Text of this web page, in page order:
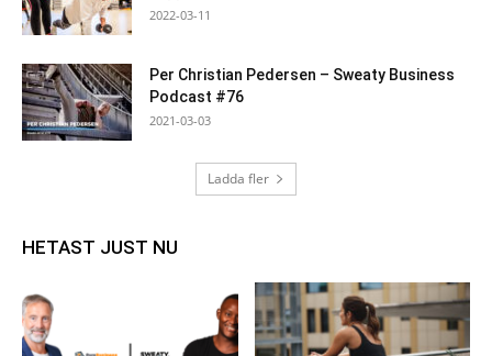
2022-03-11
Per Christian Pedersen – Sweaty Business
Podcast #76
2021-03-03
Ladda fler
HETAST JUST NU